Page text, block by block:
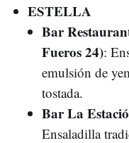
ESTELLA
Bar
Fueros 24):
emulsión de
tostada.
Bar La
Ensaladilla